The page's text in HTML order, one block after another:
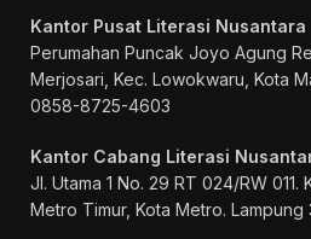
Kantor Pusat Literasi Nusantara
Perumahan Puncak Joyo Agung
Merjosari, Kec. Lowokwaru, Kota
0858-8725-4603
Kantor Cabang Literasi
Jl. Utama 1 No. 29 RT 024/RW 011.
Metro Timur, Kota Metro. Lampung